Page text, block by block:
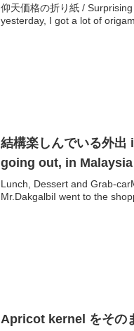
仰天価格の折り紙 /
yesterday, I got a lot of
結構楽しんでいる外
going out, in Malaysia
Lunch, Dessert and Grab-
Mr.DakgalbiI went to the
Apricot kernel をその